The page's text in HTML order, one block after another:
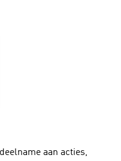
aan acties,